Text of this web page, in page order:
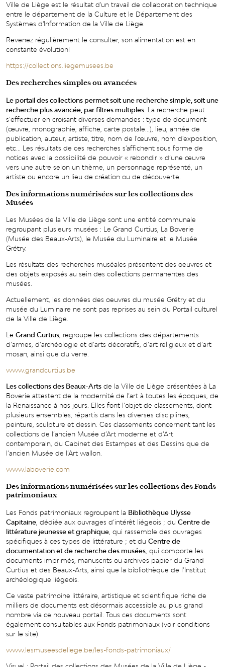
Ville de Liège est le résultat d'un travail de collaboration technique
entre le département de la Culture et le Département des
Systèmes d'Information de la Ville de Liège.
Revenez régulièrement le consulter, son alimentation est en
constante évolution!
https://collections.liegemusees.be
Des recherches simples ou avancées
Le portail des collections permet soit une recherche simple, soit une
recherche plus avancée, par filtres multiples. La recherche peut
s’effectuer en croisant diverses demandes : type de document
(œuvre, monographie, affiche, carte postale...), lieu, année de
publication, auteur, artiste, titre, nom de l'œuvre, nom d'exposition,
etc... Les résultats de ces recherches s'affichent sous forme de
notices avec la possibilité de pouvoir « rebondir » d’une œuvre
vers une autre selon un thème, un personnage représenté, un
artiste ou encore un lieu de création ou de découverte.
Des informations numérisées sur les collections des
Musées
Les Musées de la Ville de Liège sont une entité communale
regroupant plusieurs musées : Le Grand Curtius, La Boverie
(Musée des Beaux-Arts), le Musée du Luminaire et le Musée
Grétry.
Les résultats des recherches muséales présentent des oeuvres et
des objets exposés au sein des collections permanentes des
musées.
Actuellement, les données des oeuvres du musée Grétry et du
musée du Luminaire ne sont pas reprises au sein du Portail culturel
de la Ville de Liège.
Le Grand Curtius , regroupe les collections des départements
d’armes, d’archéologie et d’arts décoratifs, d’art religieux et d’art
mosan, ainsi que du verre.
www.grandcurtius.be
Les collections des Beaux-Arts de la Ville de Liège présentées à La
Boverie attestent de la modernité de l’art à toutes les époques, de
la Renaissance à nos jours. Elles font l’objet de classements, dont
plusieurs ensembles, répartis dans les diverses disciplines,
peinture, sculpture et dessin. Ces classements concernent tant les
collections de l’ancien Musée d’Art moderne et d’Art
contemporain, du Cabinet des Estampes et des Dessins que de
l’ancien Musée de l’Art wallon.
www.laboverie.com
Des informations numérisées sur les collections des Fonds
patrimoniaux
Les Fonds patrimoniaux regroupent la Bibliothèque Ulysse
Capitaine , dédiée aux ouvrages d’intérêt liégeois ; du Centre de
littérature jeunesse et graphique , qui rassemble des ouvrages
spécifiques à ces types de littérature ; et du Centre de
documentation et de recherche des musées , qui comporte les
documents imprimés, manuscrits ou archives papier du Grand
Curtius et des Beaux-Arts, ainsi que la bibliothèque de l’Institut
archéologique liégeois.
Ce vaste patrimoine littéraire, artistique et scientifique riche de
milliers de documents est désormais accessible au plus grand
nombre via ce nouveau portail. Tous ces documents sont
également consultables aux Fonds patrimoniaux (voir conditions
sur le site).
www.lesmuseesdeliege.be/les-fonds-patrimoniaux/